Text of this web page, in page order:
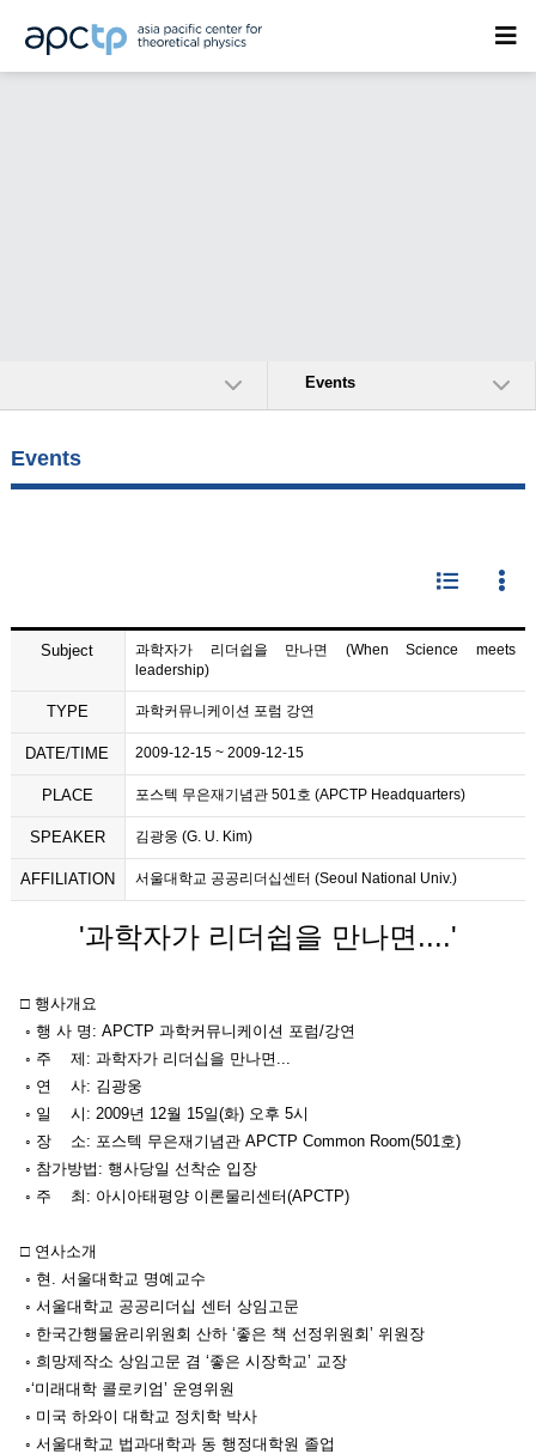
Events
Events
Subject
과학자가 리더쉽을 만나면 (When Science meets
leadership)
TYPE 과학커뮤니케이션 포럼 강연
DATE/TIME 2009-12-15 ~ 2009-12-15
PLACE 포스텍 무은재기념관 501호 (APCTP Headquarters)
SPEAKER 김광웅 (G. U. Kim)
AFFILIATION 서울대학교 공공리더십센터 (Seoul National Univ.)
'과학자가 리더쉽을 만나면....'
□ 행사개요
◦ 행 사 명: APCTP 과학커뮤니케이션 포럼/강연
◦ 주 제: 과학자가 리더십을 만나면...
◦ 연 사: 김광웅
◦ 일 시: 2009년 12월 15일(화) 오후 5시
◦ 장 소: 포스텍 무은재기념관 APCTP Common Room(501호)
◦ 참가방법: 행사당일 선착순 입장
◦ 주 최: 아시아태평양 이론물리센터(APCTP)
□ 연사소개
◦ 현. 서울대학교 명예교수
◦ 서울대학교 공공리더십 센터 상임고문
◦ 한국간행물윤리위원회 산하 ‘좋은 책 선정위원회’ 위원장
◦ 희망제작소 상임고문 겸 ‘좋은 시장학교’ 교장
◦‘미래대학 콜로키엄’ 운영위원
◦ 미국 하와이 대학교 정치학 박사
◦ 서울대학교 법과대학과 동 행정대학원 졸업